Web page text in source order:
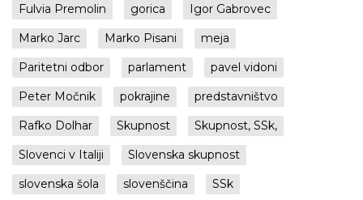
Fulvia Premolin
gorica
Igor Gabrovec
Marko Jarc
Marko Pisani
meja
Paritetni odbor
parlament
pavel vidoni
Peter Močnik
pokrajine
predstavništvo
Rafko Dolhar
Skupnost
Skupnost, SSk,
Slovenci v Italiji
Slovenska skupnost
slovenska šola
slovenščina
SSk